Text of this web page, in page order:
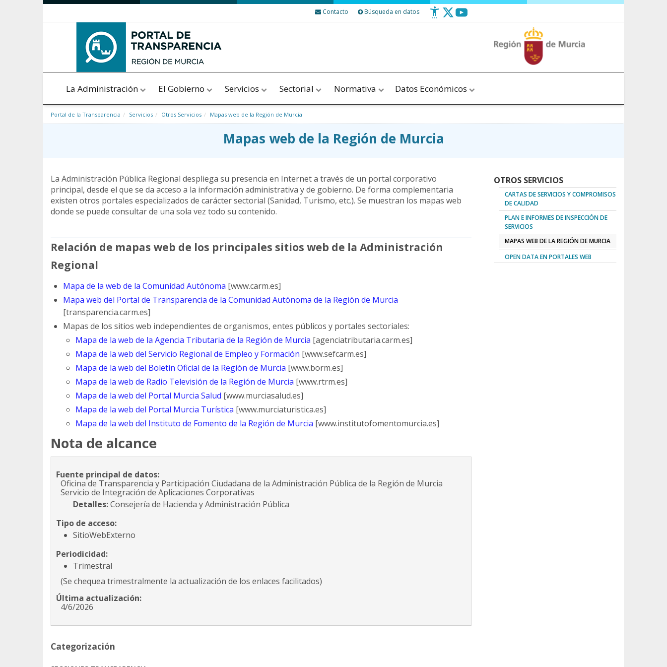
Saltar al contenido
Contacto Búsqueda en datos
La Administración El Gobierno Servicios Sectorial Normativa Datos Económicos
Portal de la Transparencia Servicios Otros Servicios Mapas web de la Región de Murcia
Mapas web de la Región de Murcia
La Administración Pública Regional despliega su presencia en Internet a través de un portal corporativo
principal, desde el que se da acceso a la información administrativa y de gobierno. De forma complementaria
existen otros portales especializados de carácter sectorial (Sanidad, Turismo, etc.). Se muestran los mapas web
donde se puede consultar de una sola vez todo su contenido.
Relación de mapas web de los principales sitios web de la Administración
Regional
Mapa de la web de la Comunidad Autónoma [www.carm.es]
Mapa web del Portal de Transparencia de la Comunidad Autónoma de la Región de Murcia
[transparencia.carm.es]
Mapas de los sitios web independientes de organismos, entes públicos y portales sectoriales:
Mapa de la web de la Agencia Tributaria de la Región de Murcia [agenciatributaria.carm.es]
Mapa de la web del Servicio Regional de Empleo y Formación [www.sefcarm.es]
Mapa de la web del Boletín Oficial de la Región de Murcia [www.borm.es]
Mapa de la web de Radio Televisión de la Región de Murcia [www.rtrm.es]
Mapa de la web del Portal Murcia Salud [www.murciasalud.es]
Mapa de la web del Portal Murcia Turística [www.murciaturistica.es]
Mapa de la web del Instituto de Fomento de la Región de Murcia [www.institutofomentomurcia.es]
Nota de alcance
Fuente principal de datos:
Oficina de Transparencia y Participación Ciudadana de la Administración Pública de la Región de Murcia
Servicio de Integración de Aplicaciones Corporativas
Detalles:Consejería de Hacienda y Administración Pública
Tipo de acceso:
SitioWebExterno
Periodicidad:
Trimestral
(Se chequea trimestralmente la actualización de los enlaces facilitados)
Última actualización:
4/6/2026
Categorización
OTROS SERVICIOS
CARTAS DE SERVICIOS Y COMPROMISOS
DE CALIDAD
PLAN E INFORMES DE INSPECCIÓN DE
SERVICIOS
MAPAS WEB DE LA REGIÓN DE MURCIA
OPEN DATA EN PORTALES WEB